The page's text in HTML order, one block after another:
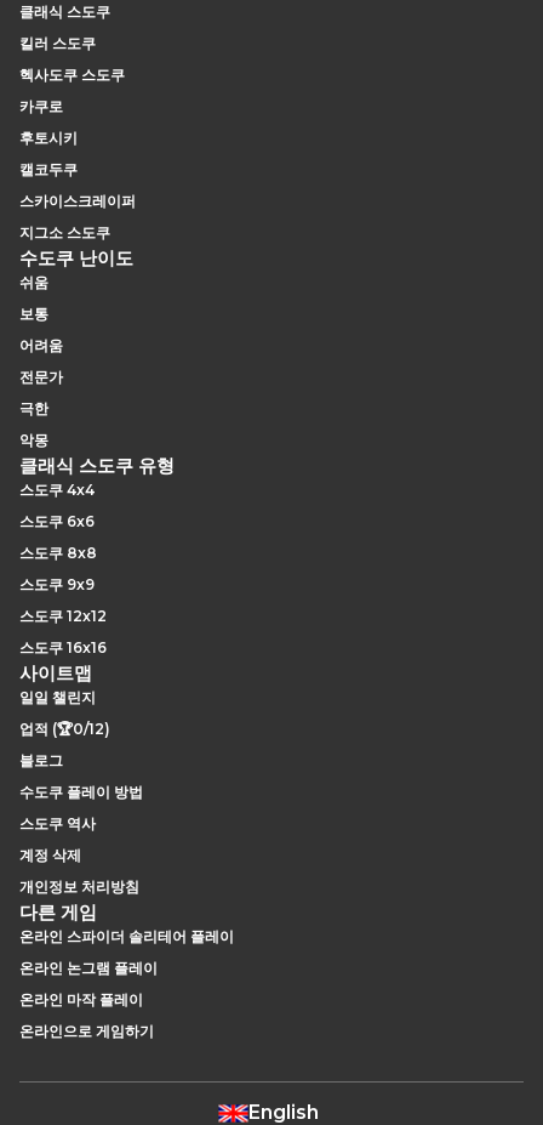
클래식 스도쿠
킬러 스도쿠
헥사도쿠 스도쿠
카쿠로
후토시키
캘코두쿠
스카이스크레이퍼
지그소 스도쿠
수도쿠 난이도
쉬움
보통
어려움
전문가
극한
악몽
클래식 스도쿠 유형
스도쿠 4x4
스도쿠 6x6
스도쿠 8x8
스도쿠 9x9
스도쿠 12x12
스도쿠 16x16
사이트맵
일일 챌린지
업적 (🏆0/12)
블로그
수도쿠 플레이 방법
스도쿠 역사
계정 삭제
개인정보 처리방침
다른 게임
온라인 스파이더 솔리테어 플레이
온라인 논그램 플레이
온라인 마작 플레이
온라인으로 게임하기
English